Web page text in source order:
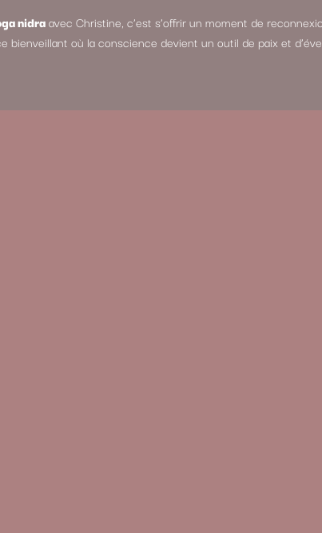
nidraavec Christine, c’est s’offrir un moment de
bienveillant où la conscience devient un outil de paix et